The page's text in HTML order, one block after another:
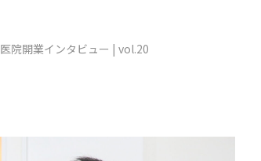
医院開業インタビュー | vol.20